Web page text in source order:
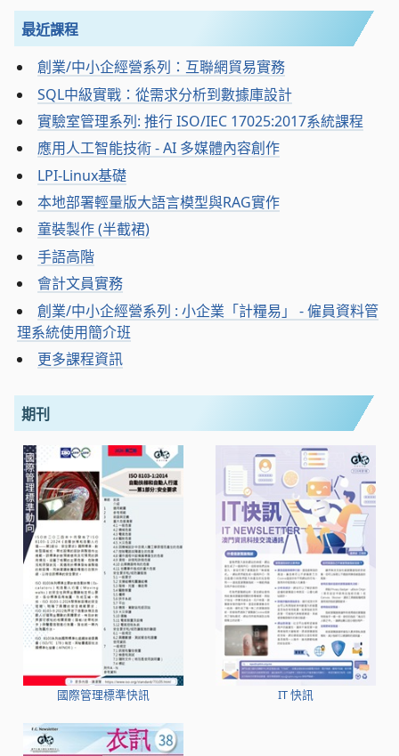
最近課程
創業/中小企經營系列：互聯網貿易實務
SQL中級實戰：從需求分析到數據庫設計
實驗室管理系列: 推行 ISO/IEC 17025:2017系統課程
應用人工智能技術 - AI 多媒體內容創作
LPI-Linux基礎
本地部署輕量版大語言模型與RAG實作
童裝製作 (半截裙)
手語高階
會計文員實務
創業/中小企經營系列 : 小企業「計糧易」 - 僱員資料管
理系統使用簡介班
更多課程資訊
期刊
國際管理標準快訊 IT 快訊